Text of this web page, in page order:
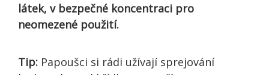
látek, v bezpečné koncentraci pro
neomezené použití.
Tip: Papoušci si rádi užívají sprejování